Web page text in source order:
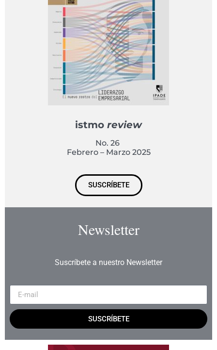
istmo review
No. 26
Febrero – Marzo 2025
SUSCRÍBETE
Newsletter
Suscríbete a nuestro Newsletter
SUSCRÍBETE